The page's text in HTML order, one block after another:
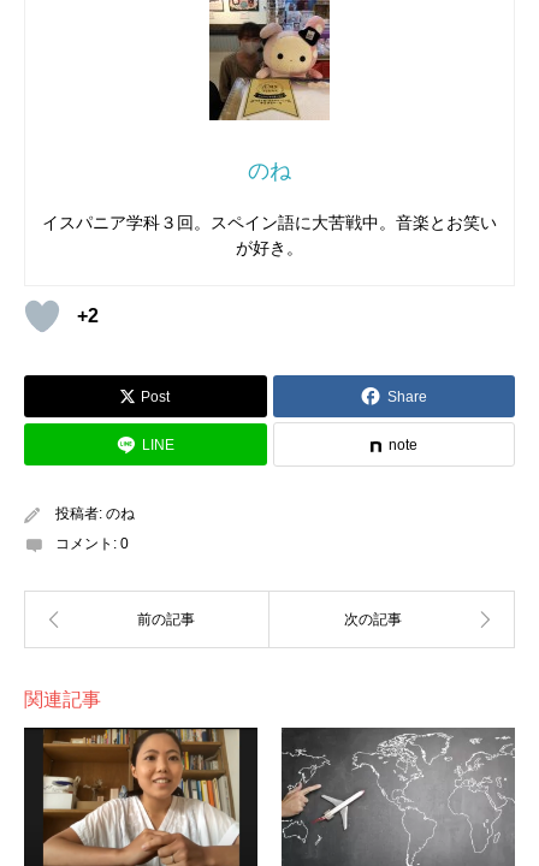
のね
イスパニア学科３回。スペイン語に大苦戦中。音楽とお笑い
が好き。
+2
Post Share
LINE note
投稿者: のね
コメント: 0
関連記事